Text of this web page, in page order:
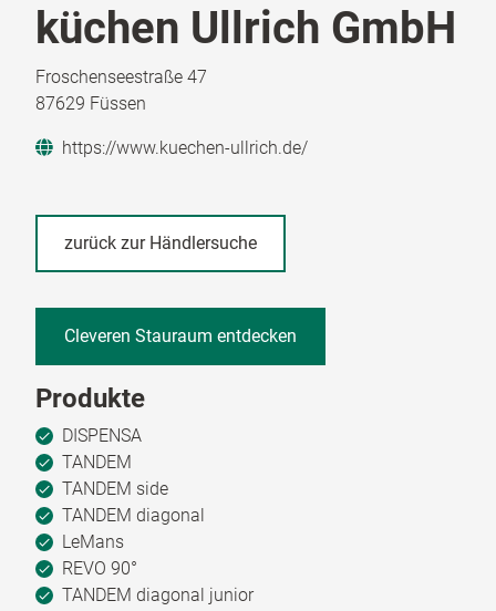
küchen Ullrich GmbH
Froschenseestraße 47
87629 Füssen
https://www.kuechen-ullrich.de/
zurück zur Händlersuche
Cleveren Stauraum entdecken
Produkte
DISPENSA
TANDEM
TANDEM side
TANDEM diagonal
LeMans
REVO 90°
TANDEM diagonal junior